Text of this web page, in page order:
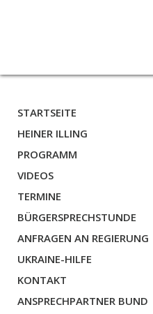
STARTSEITE
HEINER ILLING
PROGRAMM
VIDEOS
TERMINE
BÜRGERSPRECHSTUNDE
ANFRAGEN AN REGIERUNG
UKRAINE-HILFE
KONTAKT
ANSPRECHPARTNER BUND